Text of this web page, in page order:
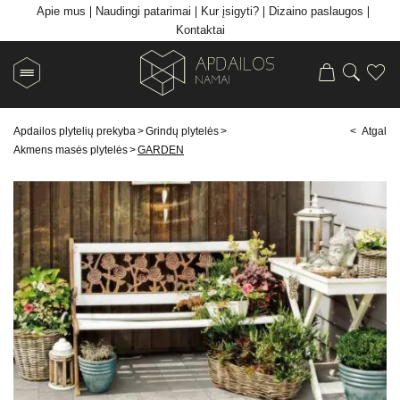
Apie mus Naudingi patarimai Kur įsigyti?
Dizaino paslaugos
Kontaktai
Apdailos plytelių prekyba >Grindų plytelės>
Akmens masės plytelės>GARDEN
< Atgal